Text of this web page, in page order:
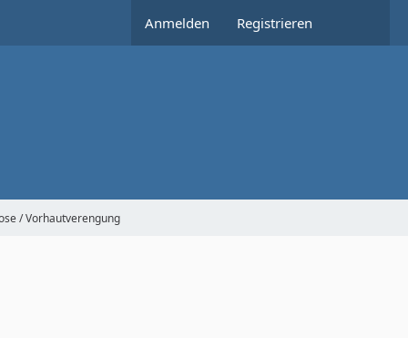
Anmelden Registrieren
/ Vorhautverengung